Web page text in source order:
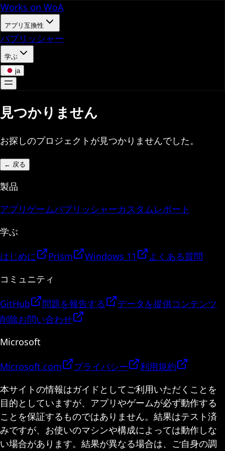
Works on WoA
アプリ互換性
パブリッシャー
学ぶ
ja
見つかりません
お探しのプロジェクトが見つかりませんでした。
← 戻る
製品
アプリゲームパブリッシャーカスタムレポート
学ぶ
はじめに Prism Windows 11
よくある質問
コミュニティ
GitHub 問題を報告する データを提供コンテンツ
削除お問い合わせ
Microsoft
Microsoft.com プライバシー
利用規約
本サイトの情報はガイドとしてご利用いただくことを
目的としていますが、アプリやゲームが必ず動作する
ことを保証するものではありません。結果はテスト済
みですが、お使いのマシンや構成によっては動作しな
い場合があります。結果が異なる場合は、ご自身の調